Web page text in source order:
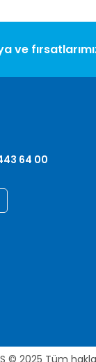
ve
64 00
© 2025 Tüm